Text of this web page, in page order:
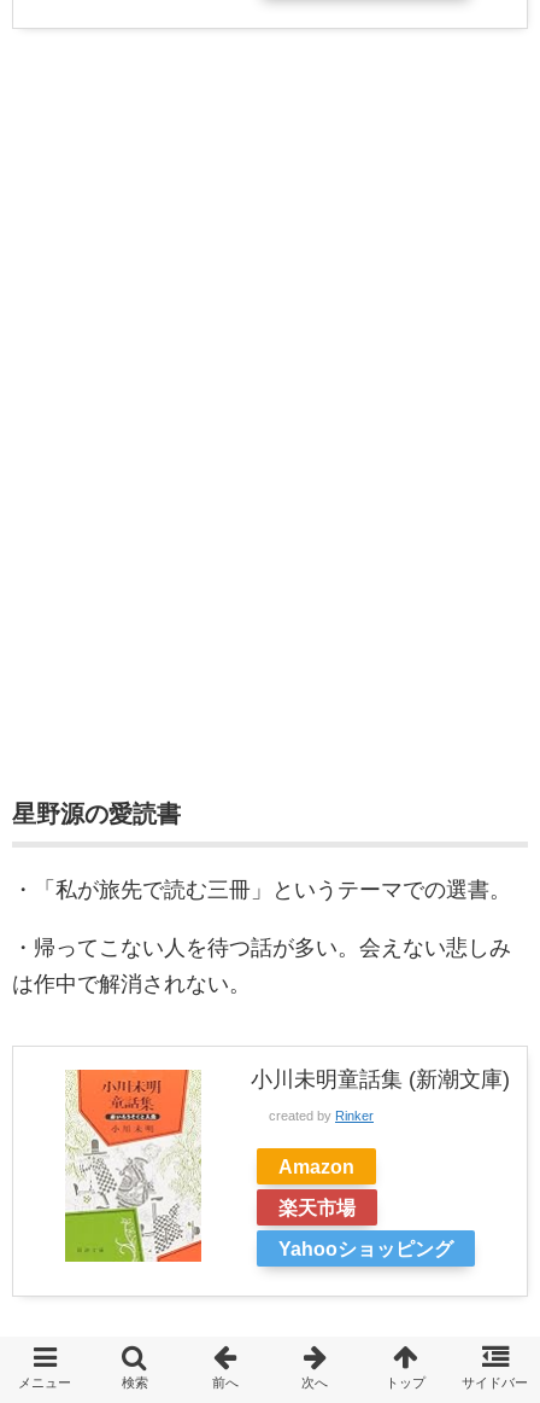
星野源の愛読書
・「私が旅先で読む三冊」というテーマでの選書。
・帰ってこない人を待つ話が多い。会えない悲しみ
は作中で解消されない。
小川未明童話集 (新潮文庫)
created by Rinker
Amazon
楽天市場
Yahooショッピング